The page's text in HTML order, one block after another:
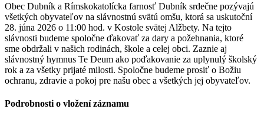
Obec Dubník a Rímskokatolícka farnosť Dubník srdečne pozývajú
všetkých obyvateľov na slávnostnú svätú omšu, ktorá sa uskutoční
28. júna 2026 o 11:00 hod. v Kostole svätej Alžbety. Na tejto
slávnosti budeme spoločne ďakovať za dary a požehnania, ktoré
sme obdržali v našich rodinách, škole a celej obci. Zaznie aj
slávnostný hymnus Te Deum ako poďakovanie za uplynulý školský
rok a za všetky prijaté milosti. Spoločne budeme prosiť o Božiu
ochranu, zdravie a pokoj pre našu obec a všetkých jej obyvateľov.
Podrobnosti o vložení záznamu